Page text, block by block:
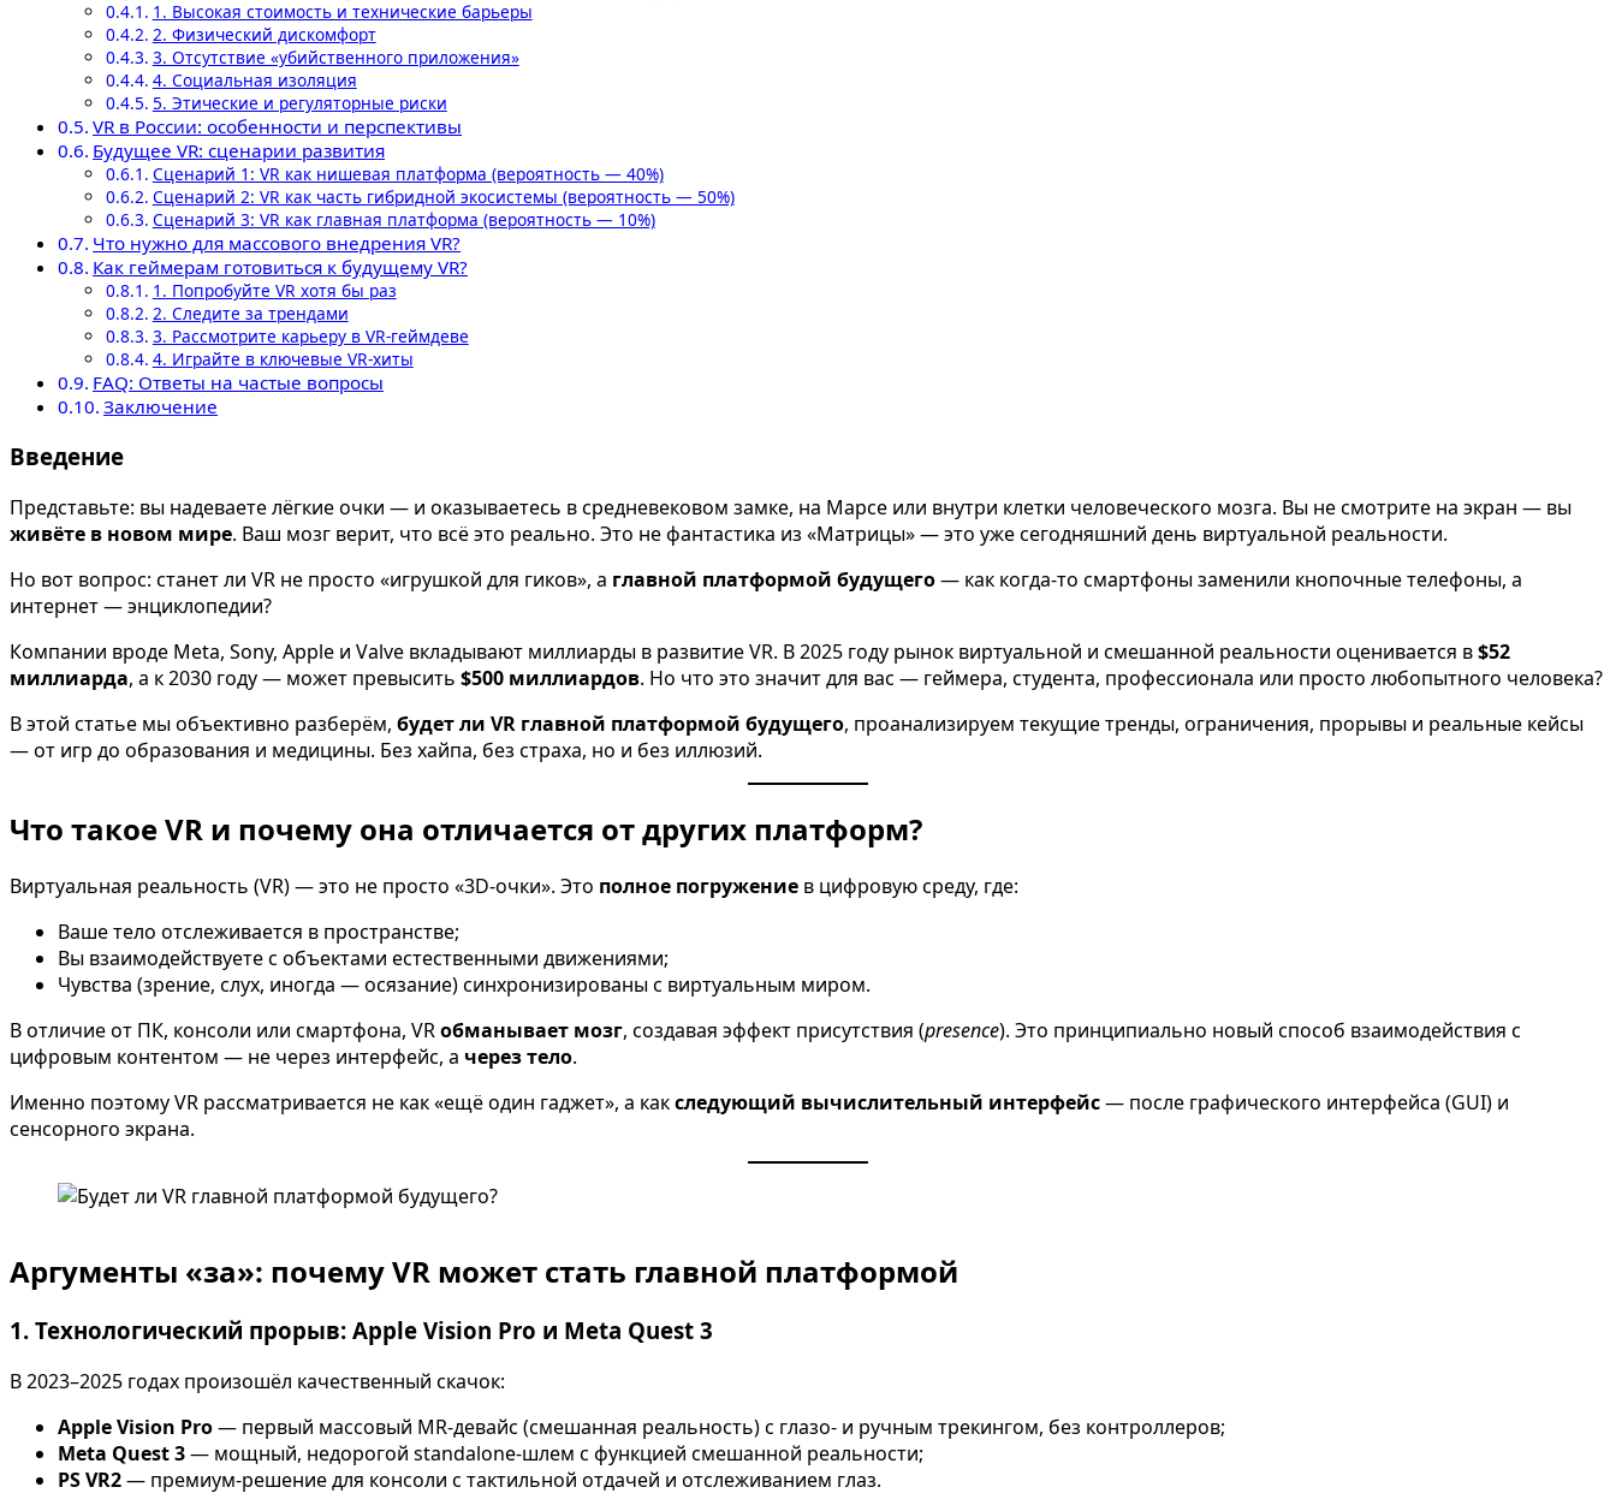
1. Высокая стоимость и технические барьеры
2. Физический дискомфорт
3. Отсутствие «убийственного приложения»
4. Социальная изоляция
5. Этические и регуляторные риски
VR в России: особенности и перспективы
Будущее VR: сценарии развития
Сценарий 1: VR как нишевая платформа (вероятность — 40%)
Сценарий 2: VR как часть гибридной экосистемы (вероятность — 50%)
Сценарий 3: VR как главная платформа (вероятность — 10%)
Что нужно для массового внедрения VR?
Как геймерам готовиться к будущему VR?
1. Попробуйте VR хотя бы раз
2. Следите за трендами
3. Рассмотрите карьеру в VR-геймдеве
4. Играйте в ключевые VR-хиты
FAQ: Ответы на частые вопросы
Заключение
Введение
Представьте: вы надеваете лёгкие очки — и оказываетесь в средневековом замке, на Марсе или внутри клетки человеческого мозга. Вы не смотрите на экран — вы
живёте в новом мире. Ваш мозг верит, что всё это реально. Это не фантастика из «Матрицы» — это уже сегодняшний день виртуальной реальности.
Но вот вопрос: станет ли VR не просто «игрушкой для гиков», а главной платформой будущего— как когда-то смартфоны заменили кнопочные телефоны, а
интернет — энциклопедии?
Компании вроде Meta, Sony, Apple и Valve вкладывают миллиарды в развитие VR. В 2025 году рынок виртуальной и смешанной реальности оценивается в$52
миллиарда, а к 2030 году — может превысить $500 миллиардов. Но что это значит для вас — геймера, студента, профессионала или просто любопытного человека?
В этой статье мы объективно разберём, будет ли VR главной платформой будущего, проанализируем текущие тренды, ограничения, прорывы и реальные кейсы
— от игр до образования и медицины. Без хайпа, без страха, но и без иллюзий.
Что такое VR и почему она отличается от других платформ?
Виртуальная реальность (VR) — это не просто «3D-очки». Это полное погружение в цифровую среду, где:
Ваше тело отслеживается в пространстве;
Вы взаимодействуете с объектами естественными движениями;
Чувства (зрение, слух, иногда — осязание) синхронизированы с виртуальным миром.
В отличие от ПК, консоли или смартфона, VRобманывает мозг, создавая эффект присутствия (presence). Это принципиально новый способ взаимодействия с
цифровым контентом — не через интерфейс, а через тело.
Именно поэтому VR рассматривается не как «ещё один гаджет», а какследующий вычислительный интерфейс— после графического интерфейса (GUI) и
сенсорного экрана.
Аргументы «за»: почему VR может стать главной платформой
1. Технологический прорыв: Apple Vision Pro и Meta Quest 3
В 2023–2025 годах произошёл качественный скачок:
Apple Vision Pro— первый массовый MR-девайс (смешанная реальность) с глазо- и ручным трекингом, без контроллеров;
Meta Quest 3— мощный, недорогой standalone-шлем с функцией смешанной реальности;
PS VR2— премиум-решение для консоли с тактильной отдачей и отслеживанием глаз.